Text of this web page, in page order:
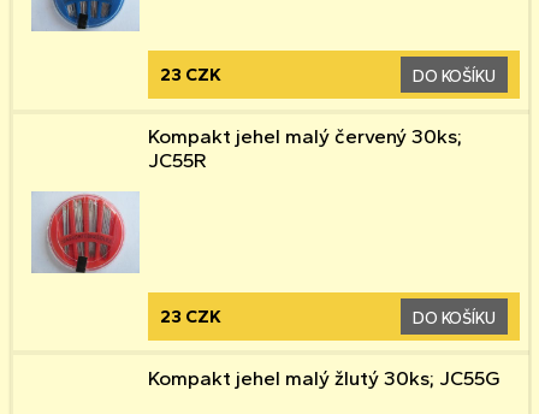
23 CZK DO KOŠÍKU
Kompakt jehel malý červený 30ks;
JC55R
23 CZK DO KOŠÍKU
Kompakt jehel malý žlutý 30ks; JC55G